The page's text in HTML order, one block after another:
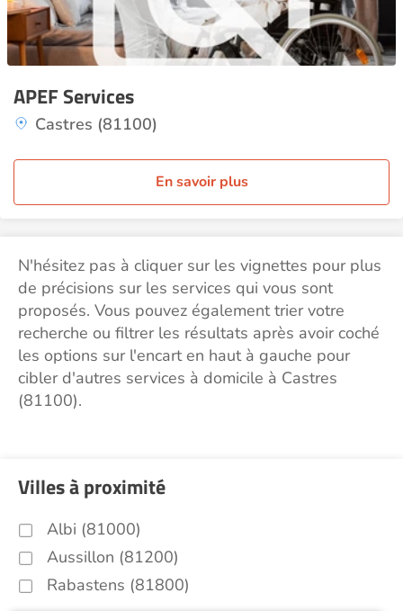
APEF Services
Castres (81100)
En savoir plus
N'hésitez pas à cliquer sur les vignettes pour plus
de précisions sur les services qui vous sont
proposés. Vous pouvez également trier votre
recherche ou filtrer les résultats après avoir coché
les options sur l'encart en haut à gauche pour
cibler d'autres services à domicile à Castres
(81100).
Villes à proximité
Albi (81000)
Aussillon (81200)
Rabastens (81800)